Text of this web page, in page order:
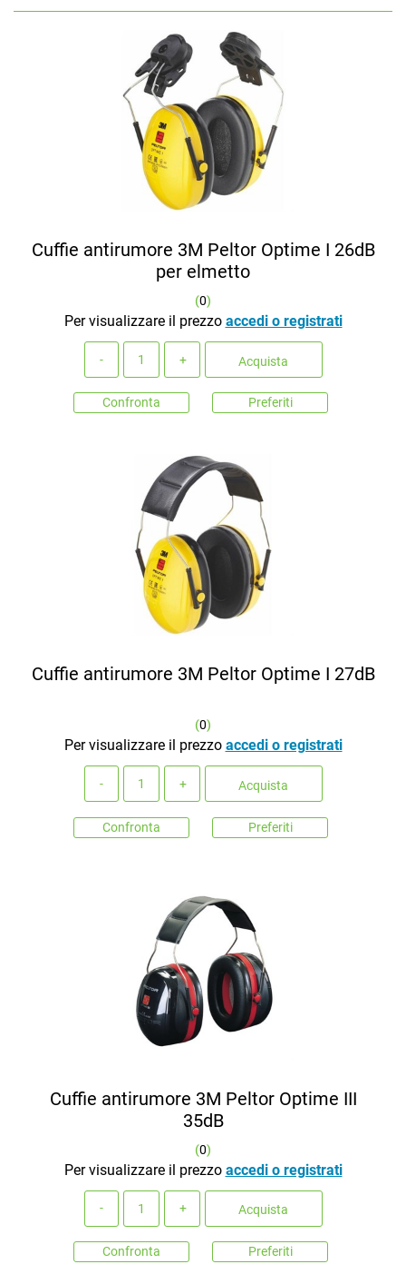
Cuffie antirumore 3M Peltor Optime I 26dB
per elmetto
(0)
Per visualizzare il prezzo accedi o registrati
Acquista
Confronta Preferiti
Cuffie antirumore 3M Peltor Optime I 27dB
(0)
Per visualizzare il prezzo accedi o registrati
Acquista
Confronta Preferiti
Cuffie antirumore 3M Peltor Optime III
35dB
(0)
Per visualizzare il prezzo accedi o registrati
Acquista
Confronta Preferiti